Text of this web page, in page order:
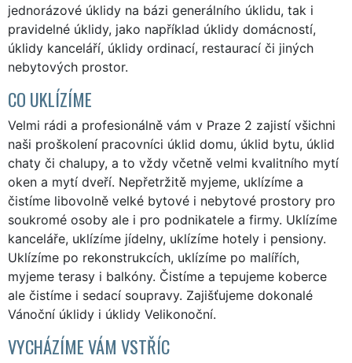
jednorázové úklidy na bázi generálního úklidu, tak i
pravidelné úklidy, jako například úklidy domácností,
úklidy kanceláří, úklidy ordinací, restaurací či jiných
nebytových prostor.
CO UKLÍZÍME
Velmi rádi a profesionálně vám v Praze 2 zajistí všichni
naši proškolení pracovníci úklid domu, úklid bytu, úklid
chaty či chalupy, a to vždy včetně velmi kvalitního mytí
oken a mytí dveří. Nepřetržitě myjeme, uklízíme a
čistíme libovolně velké bytové i nebytové prostory pro
soukromé osoby ale i pro podnikatele a firmy. Uklízíme
kanceláře, uklízíme jídelny, uklízíme hotely i pensiony.
Uklízíme po rekonstrukcích, uklízíme po malířích,
myjeme terasy i balkóny. Čistíme a tepujeme koberce
ale čistíme i sedací soupravy. Zajišťujeme dokonalé
Vánoční úklidy i úklidy Velikonoční.
VYCHÁZÍME VÁM VSTŘÍC